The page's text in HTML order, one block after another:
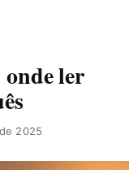
ler
2025